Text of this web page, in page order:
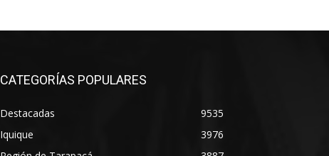
CATEGORÍAS POPULARES
Destacadas
9535
Iquique
3976